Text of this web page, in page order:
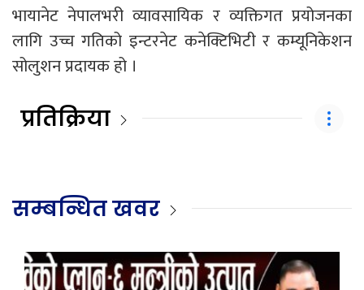
भायानेट नेपालभरी व्यावसायिक र व्यक्तिगत प्रयोजनका
लागि उच्च गतिको इन्टरनेट कनेक्टिभिटी र कम्यूनिकेशन
सोलुशन प्रदायक हो ।
प्रतिक्रिया
सम्बन्धित खवर